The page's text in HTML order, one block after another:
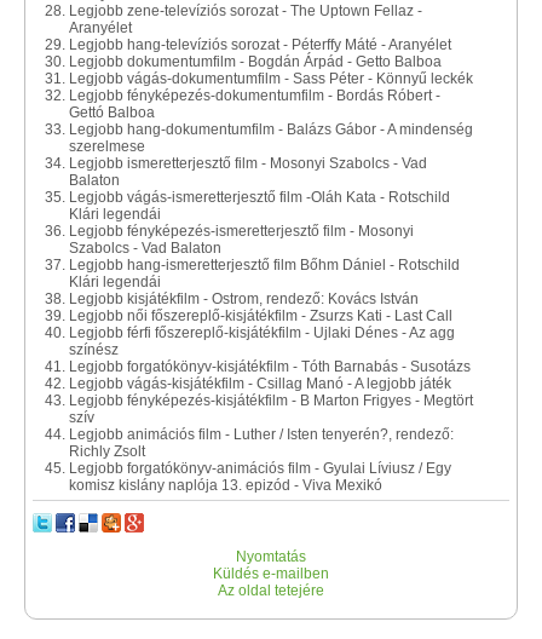
Legjobb zene-televíziós sorozat - The Uptown Fellaz -
Aranyélet
Legjobb hang-televíziós sorozat - Péterffy Máté - Aranyélet
Legjobb dokumentumfilm - Bogdán Árpád - Getto Balboa
Legjobb vágás-dokumentumfilm - Sass Péter - Könnyű leckék
Legjobb fényképezés-dokumentumfilm - Bordás Róbert -
Gettó Balboa
Legjobb hang-dokumentumfilm - Balázs Gábor - A mindenség
szerelmese
Legjobb ismeretterjesztő film - Mosonyi Szabolcs - Vad
Balaton
Legjobb vágás-ismeretterjesztő film -Oláh Kata - Rotschild
Klári legendái
Legjobb fényképezés-ismeretterjesztő film - Mosonyi
Szabolcs - Vad Balaton
Legjobb hang-ismeretterjesztő film Bőhm Dániel - Rotschild
Klári legendái
Legjobb kisjátékfilm - Ostrom, rendező: Kovács István
Legjobb női főszereplő-kisjátékfilm - Zsurzs Kati - Last Call
Legjobb férfi főszereplő-kisjátékfilm - Ujlaki Dénes - Az agg
színész
Legjobb forgatókönyv-kisjátékfilm - Tóth Barnabás - Susotázs
Legjobb vágás-kisjátékfilm - Csillag Manó - A legjobb játék
Legjobb fényképezés-kisjátékfilm - B Marton Frigyes - Megtört
szív
Legjobb animációs film - Luther / Isten tenyerén?, rendező:
Richly Zsolt
Legjobb forgatókönyv-animációs film - Gyulai Líviusz / Egy
komisz kislány naplója 13. epizód - Viva Mexikó
Nyomtatás
Küldés e-mailben
Az oldal tetejére